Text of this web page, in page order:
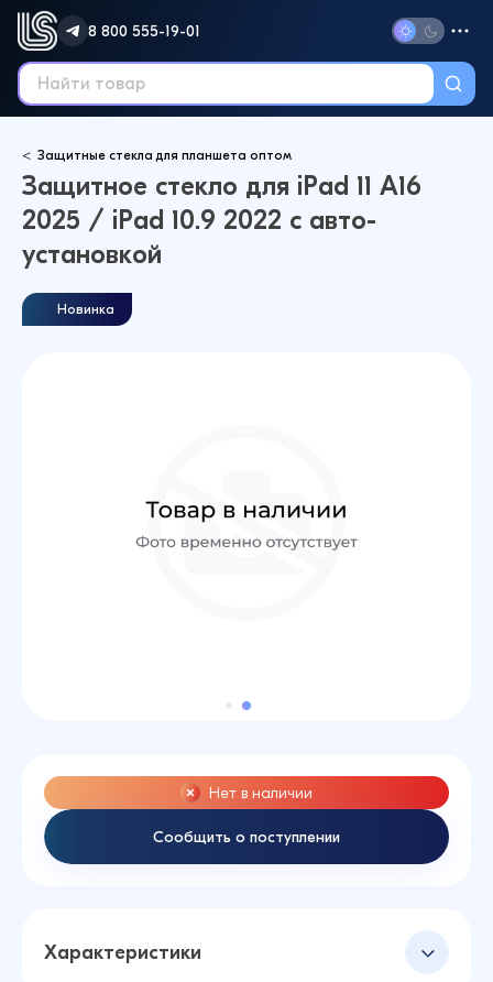
8 800 555-19-01
Защитные стекла для планшета оптом
Защитное стекло для iPad 11 A16
2025 / iPad 10.9 2022 с авто-
установкой
Новинка
Характеристики
Нет в наличии
Сообщить о поступлении